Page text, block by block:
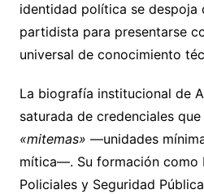
identidad política se despoja
partidista para presentarse
universal de conocimiento
La biografía institucional de
saturada de credenciales
«mitemas» —unidades
mítica—. Su formación como
Policiales y Seguridad